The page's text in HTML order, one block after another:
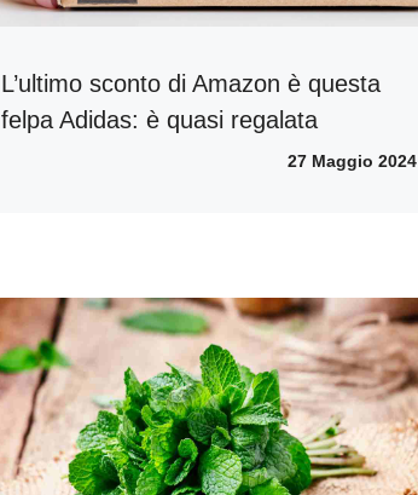
L’ultimo sconto di Amazon è questa
felpa Adidas: è quasi regalata
27 Maggio 2024